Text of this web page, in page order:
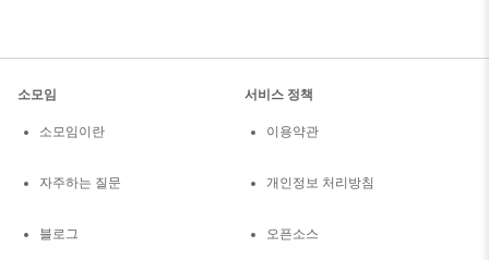
소모임
소모임이란
자주하는 질문
블로그
서비스 정책
이용약관
개인정보 처리방침
오픈소스